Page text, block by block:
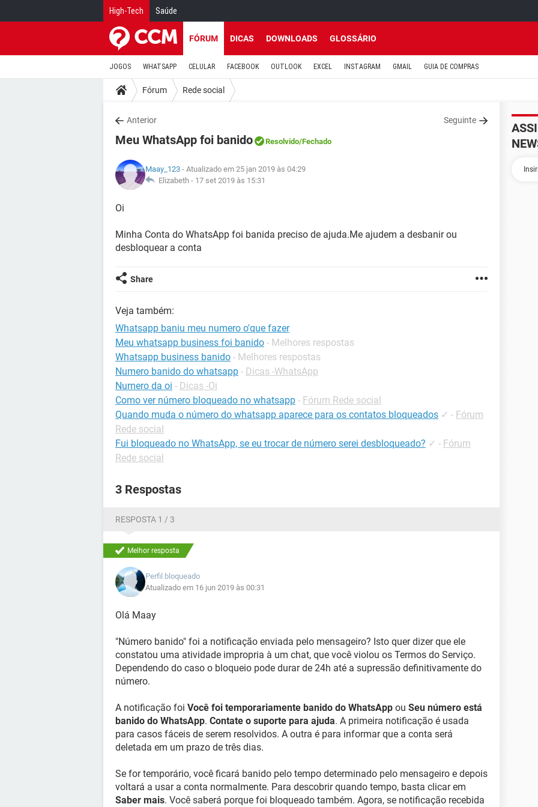
High-Tech Saúde
FÓRUM DICAS DOWNLOADS GLOSSÁRIO
JOGOS WHATSAPP CELULAR FACEBOOK OUTLOOK EXCEL INSTAGRAM GMAIL GUIA DE COMPRAS
Fórum Rede social
Anterior Seguinte
Meu WhatsApp foi banido Resolvido/Fechado
Maay_123 - Atualizado em 25 jan 2019 às 04:29
Elizabeth - 17 set 2019 às 15:31
Oi
Minha Conta do WhatsApp foi banida preciso de ajuda.Me ajudem a desbanir ou
desbloquear a conta
Share
Veja também:
Whatsapp baniu meu numero o'que fazer
Meu whatsapp business foi banido - Melhores respostas
Whatsapp business banido - Melhores respostas
Numero banido do whatsapp - Dicas -WhatsApp
Numero da oi - Dicas -Oi
Como ver número bloqueado no whatsapp - Fórum Rede social
Quando muda o número do whatsapp aparece para os contatos bloqueados ✓ - Fórum
Rede social
Fui bloqueado no WhatsApp, se eu trocar de número serei desbloqueado? ✓ - Fórum
Rede social
3 Respostas
RESPOSTA 1 / 3
Melhor resposta
Perfil bloqueado
Atualizado em 16 jun 2019 às 00:31
Olá Maay
"Número banido" foi a notificação enviada pelo mensageiro? Isto quer dizer que ele
constatou uma atividade impropria à um chat, que você violou os Termos do Serviço.
Dependendo do caso o bloqueio pode durar de 24h até a supressão definitivamente do
número.
A notificação foi Você foi temporariamente banido do WhatsApp ou Seu número está
banido do WhatsApp. Contate o suporte para ajuda. A primeira notificação é usada
para casos fáceis de serem resolvidos. A outra é para informar que a conta será
deletada em um prazo de três dias.
Se for temporário, você ficará banido pelo tempo determinado pelo mensageiro e depois
voltará a usar a conta normalmente. Para descobrir quando tempo, basta clicar em
Saber mais. Você saberá porque foi bloqueado também. Agora, se notificação recebida